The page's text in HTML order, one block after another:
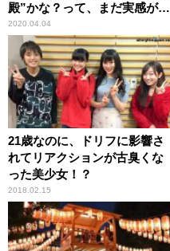
殿”かな？って、まだ実感がな
くて……」
2020.04.04
21歳なのに、ドリフに影響さ
れてリアクションが古臭くな
った美少女！？
2018.02.15